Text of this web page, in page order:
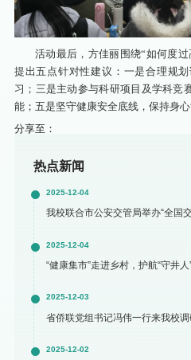
活动最后，方佳丽围绕“如何度
提出五点针对性建议：一是合理规
习；三是主动参与科研项目及学科竞
能；五是坚守健康安全底线，保持身
分享至：
热点新闻
2025-12-04
我校联合市公安交管局举办“全国
2025-12-04
“健康集市”走进乡村，护航“守井人
2025-12-03
省侨联党组书记冯伟一行来我校
2025-12-02